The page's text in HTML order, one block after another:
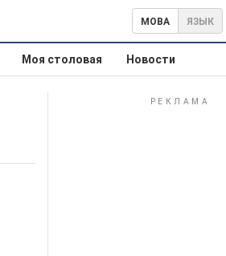
МОВА ЯЗЫК
Моя столовая Новости